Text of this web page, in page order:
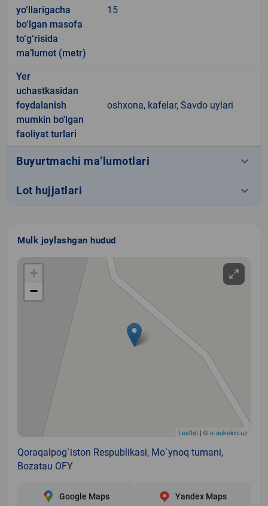
yo‘llarigacha
bo‘lgan masofa
to‘g‘risida
ma’lumot (metr)
15
Yer
uchastkasidan
foydalanish
mumkin bo'lgan
faoliyat turlari
oshxona, kafelar, Savdo uylari
Buyurtmachi ma’lumotlari keyboard_arrow_down
Lot hujjatlari keyboard_arrow_down
Mulk joylashgan hudud
+
−
Leaflet | ©e-auksion.uz
Qoraqalpog`iston Respublikasi, Mo`ynoq tumani,
Bozatau OFY
Google Maps Yandex Maps